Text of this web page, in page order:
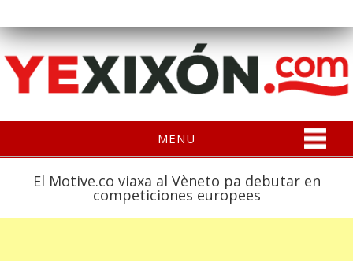
MENU
El Motive.co viaxa al Vèneto pa debutar en
competiciones europees